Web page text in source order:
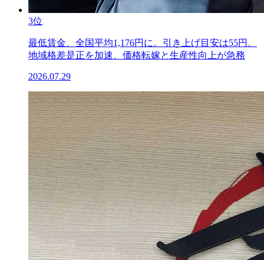
3位
最低賃金、全国平均1,176円に。引き上げ目安は55円。
地域格差是正を加速、価格転嫁と生産性向上が急務
2026.07.29